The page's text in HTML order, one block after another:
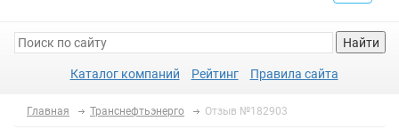
Найти
Каталог компаний Рейтинг Правила сайта
Главная Транснефтьэнерго Отзыв №182903